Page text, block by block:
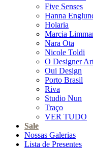
Five Senses
Hanna
Holaria
Marcia
Nara Ota
Nicole Toldi
O Designer
Oui Design
Porto Brasil
Riva
Studio Nun
Traço
VER TUDO
Sale
Nossas Galerias
Lista de Presentes